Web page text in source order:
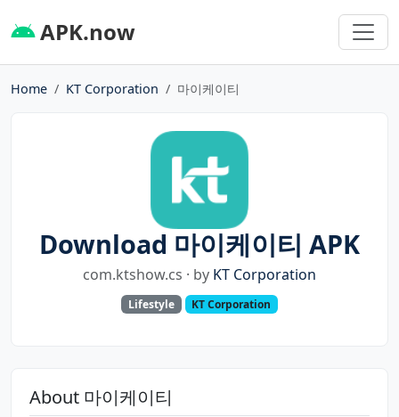
APK.now
Home KT Corporation 마이케이티
Download 마이케이티 APK
com.ktshow.cs · by KT Corporation
Lifestyle KT Corporation
About 마이케이티